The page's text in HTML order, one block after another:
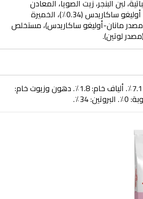
لبن البنجر، زيت الصويا، المعادن
وفركتو – أوليغو ساكاريدس (0.34٪)، الخميرة
(مصدر مانان-أوليغو ساكاريدس)، مستخلص
لوتين).
رماد خام: 7.1٪. ألياف خام: 1.8٪. دهون وزيوت خام: